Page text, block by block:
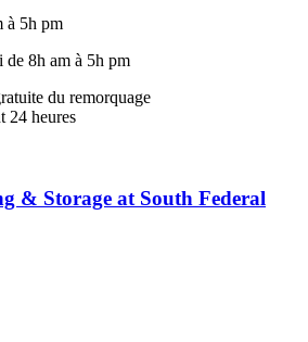
à 5h pm
8h am à 5h pm
du remorquage
24 heures
& Storage at South Federal